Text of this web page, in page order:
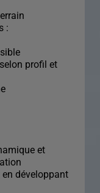
:
profil et
et
développant